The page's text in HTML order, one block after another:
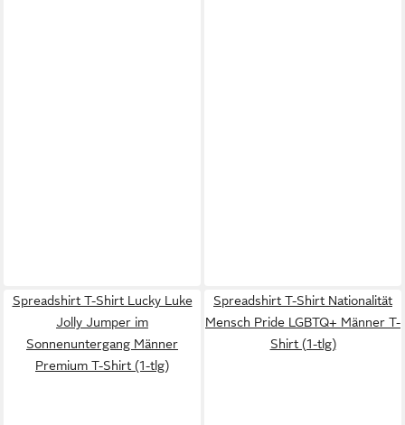
Spreadshirt T-Shirt Lucky Luke
Jolly Jumper im
Sonnenuntergang Männer
Premium T-Shirt (1-tlg)
Spreadshirt T-Shirt Nationalität
Mensch Pride LGBTQ+ Männer T-
Shirt (1-tlg)